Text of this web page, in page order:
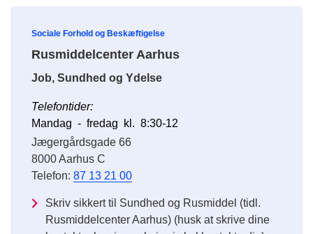
Sociale Forhold og Beskæftigelse
Rusmiddelcenter Aarhus
Job, Sundhed og Ydelse
Telefontider:
Mandag - fredag kl. 8:30-12
Jægergårdsgade 66
8000 Aarhus C
Telefon: 87 13 21 00
Skriv sikkert til Sundhed og Rusmiddel (tidl.
Rusmiddelcenter Aarhus) (husk at skrive dine